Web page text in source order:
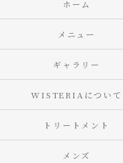
ホーム
メニュー
ギャラリー
WISTERIAについて
トリートメント
メンズ